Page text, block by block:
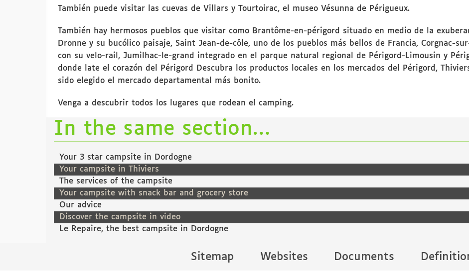
También puede visitar las cuevas de Villars y Tourtoirac, el museo Vésunna de Périgueux.
También hay hermosos pueblos que visitar como Brantôme-en-périgord situado en medio de la
Dronne y su bucólico paisaje, Saint Jean-de-côle, uno de los pueblos más bellos de Francia, Corgnac-
con su velo-rail, Jumilhac-le-grand integrado en el parque natural regional de Périgord-Limousin y
donde late el corazón del Périgord Descubra los productos locales en los mercados del Périgord,
sido elegido el mercado departamental más bonito.
Venga a descubrir todos los lugares que rodean el camping.
In the same section…
Your 3 star campsite in Dordogne
Your campsite in Thiviers
The services of the campsite
Your campsite with snack bar and grocery store
Our advice
Discover the campsite in video
Le Repaire, the best campsite in Dordogne
Sitemap Websites Documents